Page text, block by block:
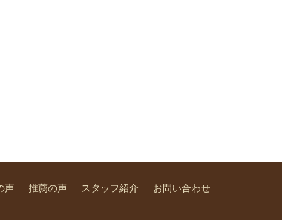
声 推薦の声 スタッフ紹介 お問い合わせ